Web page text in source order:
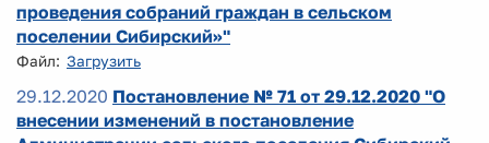
проведения собраний граждан в сельском
поселении Сибирский»"
Файл: Загрузить
29.12.2020 Постановление № 71 от 29.12.2020 "О
внесении изменений в постановление